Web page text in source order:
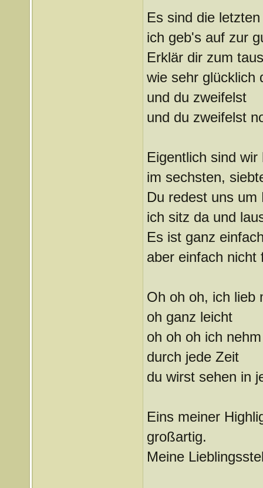
Es sind die
ich geb's auf zur
Erklär dir zum
wie sehr glücklich
und du zweifelst
und du zweifelst
Eigentlich sind
im sechsten,
Du redest uns um
ich sitz da und
Es ist ganz
aber einfach nicht
Oh oh oh, ich lieb
oh ganz leicht
oh oh oh ich
durch jede Zeit
du wirst sehen in
Eins meiner
großartig.
Meine